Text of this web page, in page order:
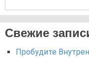
Свежие
Пробудите